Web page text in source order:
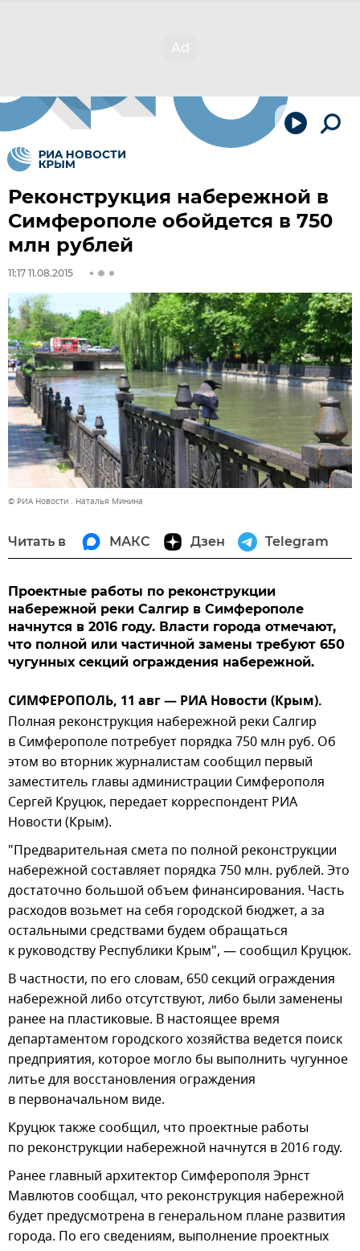
Реконструкция набережной в
Симферополе обойдется в 750
млн рублей
11:17 11.08.2015
© РИА Новости . Наталья Минина
Читать в МАКС Дзен Telegram
Проектные работы по реконструкции
набережной реки Салгир в Симферополе
начнутся в 2016 году. Власти города отмечают,
что полной или частичной замены требуют 650
чугунных секций ограждения набережной.
СИМФЕРОПОЛЬ, 11 авг — РИА Новости (Крым).
Полная реконструкция набережной реки Салгир
в Симферополе потребует порядка 750 млн руб. Об
этом во вторник журналистам сообщил первый
заместитель главы администрации Симферополя
Сергей Круцюк, передает корреспондент РИА
Новости (Крым).
"Предварительная смета по полной реконструкции
набережной составляет порядка 750 млн. рублей. Это
достаточно большой объем финансирования. Часть
расходов возьмет на себя городской бюджет, а за
остальными средствами будем обращаться
к руководству Республики Крым", — сообщил Круцюк.
В частности, по его словам, 650 секций ограждения
набережной либо отсутствуют, либо были заменены
ранее на пластиковые. В настоящее время
департаментом городского хозяйства ведется поиск
предприятия, которое могло бы выполнить чугунное
литье для восстановления ограждения
в первоначальном виде.
Круцюк также сообщил, что проектные работы
по реконструкции набережной начнутся в 2016 году.
Ранее главный архитектор Симферополя Эрнст
Мавлютов сообщал, что реконструкция набережной
будет предусмотрена в генеральном плане развития
города. По его сведениям, выполнение проектных